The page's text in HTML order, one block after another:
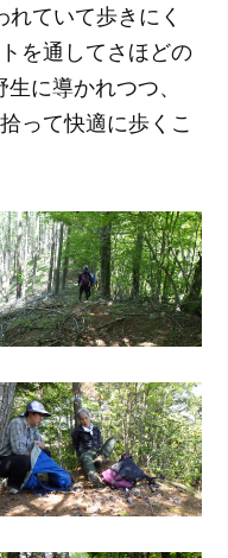
ていて歩きにく
を通してさほどの
に導かれつつ、
って快適に歩くこ